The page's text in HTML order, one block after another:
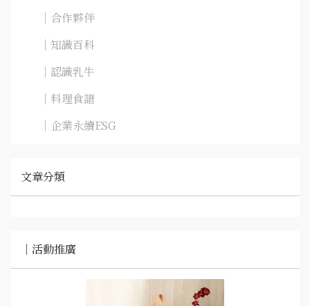
｜合作夥伴
｜知識百科
｜認識乳牛
｜料理食譜
｜企業永續ESG
文章分類
｜活動推廣